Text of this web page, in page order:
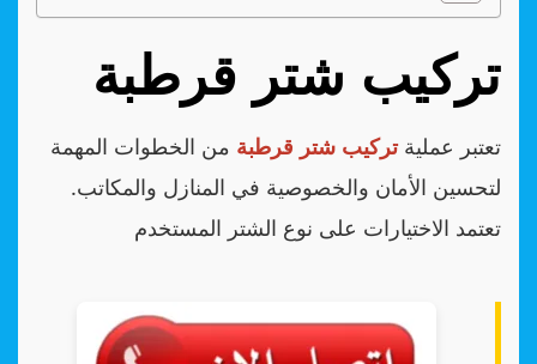
تركيب شتر قرطبة
تعتبر عمليةتركيب شتر قرطبة من الخطوات المهمة
لتحسين الأمان والخصوصية في المنازل والمكاتب.
تعتمد الاختيارات على نوع الشتر المستخدم